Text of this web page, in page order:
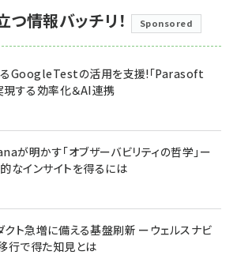
情報バッチリ！ Sponsored
GoogleTestの活用を支援!「Parasoft
する効率化＆AI連携
が明かす「オブザーバビリティの哲学」ー
なインサイトを得るには
クト急増に備える基盤刷新 ーウェルスナビ
行で得た知見とは